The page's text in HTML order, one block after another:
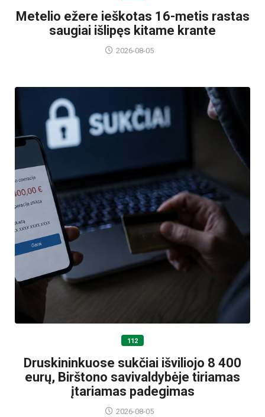
Metelio ežere ieškotas 16-metis rastas
saugiai išlipęs kitame krante
2026-08-05
112
Druskininkuose sukčiai išviliojo 8 400
eurų, Birštono savivaldybėje tiriamas
įtariamas padegimas
2026-08-05